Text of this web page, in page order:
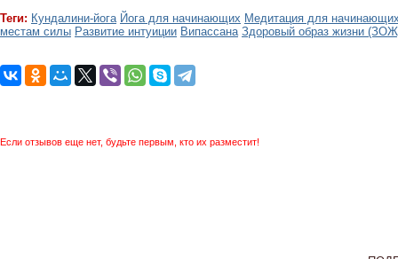
Теги: Кундалини-йога Йога для начинающих Медитация для
местам силы Развитие интуиции Випассана Здоровый образ жизни
Если отзывов еще нет, будьте первым, кто их разместит!